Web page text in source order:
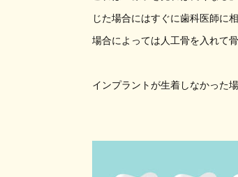
じた場合にはすぐに歯科医師に
場合によっては人工骨を入れて
インプラントが生着しなかった